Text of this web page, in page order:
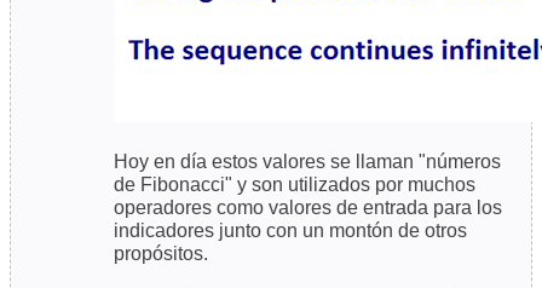
Hoy en día estos valores se llaman "números
de Fibonacci" y son utilizados por muchos
operadores como valores de entrada para los
indicadores junto con un montón de otros
propósitos.